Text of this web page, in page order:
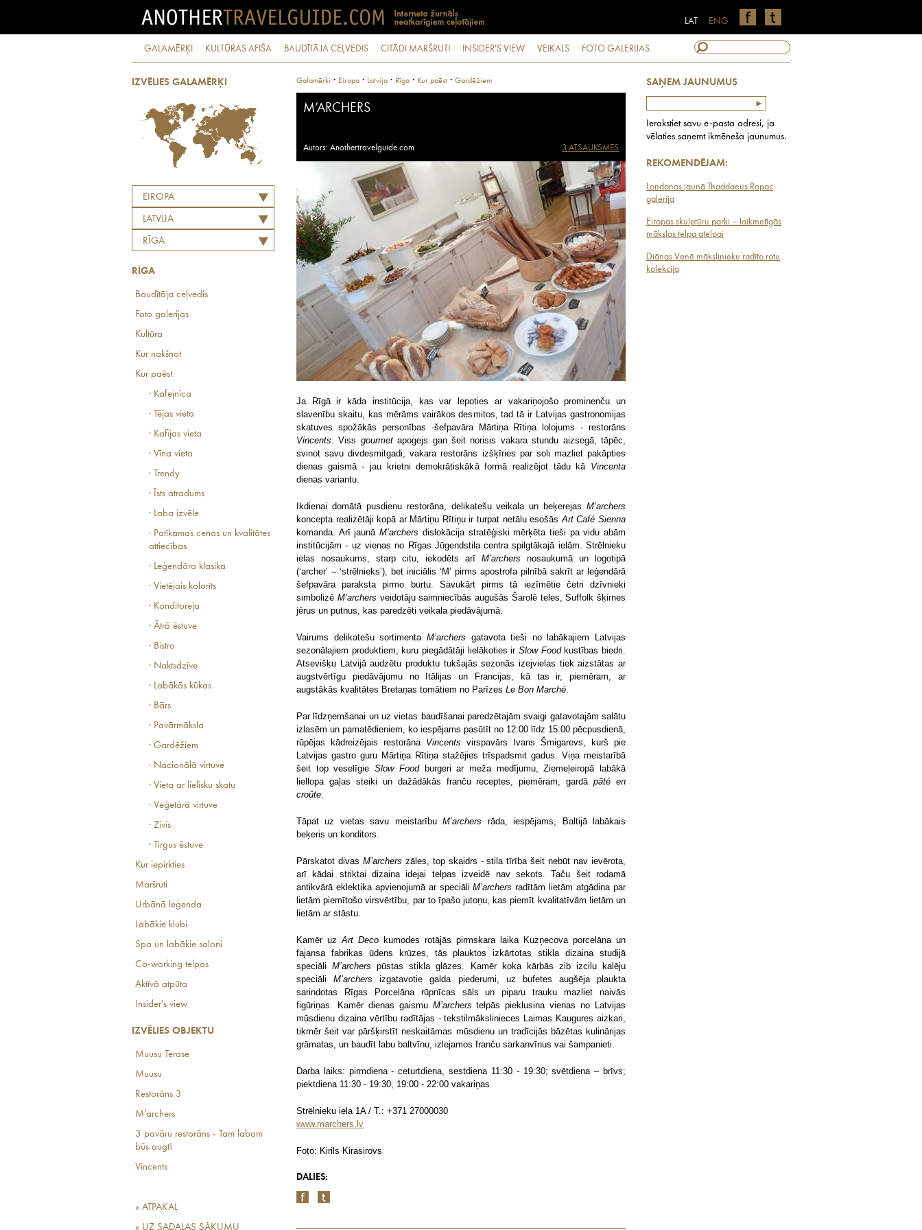
ENG
LAT
GALAMĒRĶI KULTŪRAS AFIŠA BAUDĪTĀJA CEĻVEDIS CITĀDI MARŠRUTI INSIDER'S VIEW VEIKALS FOTO GALERIJAS
IZVĒLIES GALAMĒRĶI
EIROPA
LATVIJA
RĪGA
RĪGA
Baudītāja ceļvedis
Foto galerijas
Kultūra
Kur nakšņot
Kur paēst
· Kafejnīca
· Tējas vieta
· Kafijas vieta
· Vīna vieta
· Trendy
· Īsts atradums
· Laba izvēle
· Patīkamas cenas un kvalitātes
attiecības
· Leģendāra klasika
· Vietējais kolorīts
· Konditoreja
· Ātrā ēstuve
· Bistro
· Naktsdzīve
· Labākās kūkas
· Bārs
· Pavārmāksla
· Gardēžiem
· Nacionālā virtuve
· Vieta ar lielisku skatu
· Veģetārā virtuve
· Zivis
· Tirgus ēstuve
Kur iepirkties
Maršruti
Urbānā leģenda
Labākie klubi
Spa un labākie saloni
Co-working telpas
Aktīvā atpūta
Insider's view
IZVĒLIES OBJEKTU
Muusu Terase
Muusu
Restorāns 3
M’archers
3 pavāru restorāns - Tam labam
būs augt!
Vincents
« ATPAKAĻ
« UZ SADAĻAS SĀKUMU
SAŅEM JAUNUMUS
Ierakstiet savu e-pasta adresi, ja
vēlaties saņemt ikmēneša jaunumus.
REKOMENDĒJAM:
Londonas jaunā Thaddaeus Ropac
galerija
Eiropas skulptūru parki – laikmetīgās
mākslas telpa atelpai
Diānas Venē mākslinieku radīto rotu
kolekcija
Galamērķi · Eiropa · Latvija · Rīga · Kur paēst · Gardēžiem
M’ARCHERS
Autors: Anothertravelguide.com 3 ATSAUKSMES
Ja Rīgā ir kāda institūcija, kas var lepoties ar vakariņojošo prominenču un
slavenību skaitu, kas mērāms vairākos desmitos, tad tā ir Latvijas gastronomijas
skatuves spožākās personības -šefpavāra Mārtiņa Rītiņa lolojums - restorāns
Vincents. Viss gourmetapogejs gan šeit norisis vakara stundu aizsegā, tāpēc,
svinot savu divdesmitgadi, vakara restorāns izšķīries par soli mazliet pakāpties
dienas gaismā - jau krietni demokrātiskākā formā realizējot tādu kā Vincenta
dienas variantu.
Ikdienai domātā pusdienu restorāna, delikatešu veikala un beķerejas M’archers
koncepta realizētāji kopā ar Mārtiņu Rītiņu ir turpat netālu esošāsArt Café Sienna
komanda. Arī jaunāM’archers dislokācija stratēģiski mērķēta tieši pa vidu abām
institūcijām - uz vienas no Rīgas Jūgendstila centra spilgtākajā ielām. Strēlnieku
ielas nosaukums, starp citu, iekodēts arī M’archers nosaukumā un logotipā
(‘archer’ – ‘strēlnieks’), bet iniciālis ‘M’ pirms apostrofa pilnībā sakrīt ar leģendārā
šefpavāra paraksta pirmo burtu. Savukārt pirms tā iezīmētie četri dzīvnieki
simbolizē M’archers veidotāju saimniecībās augušās Šarolē teles, Suffolk šķirnes
jērus un putnus, kas paredzēti veikala piedāvājumā.
Vairums delikatešu sortimenta M’archers gatavota tieši no labākajiem Latvijas
sezonālajiem produktiem, kuru piegādātāji lielākoties ir Slow Foodkustības biedri.
Atsevišķu Latvijā audzētu produktu tukšajās sezonās izejvielas tiek aizstātas ar
augstvērtīgu piedāvājumu no Itālijas un Francijas, kā tas ir, piemēram, ar
augstākās kvalitātes Bretaņas tomātiem no Parīzes Le Bon Marché.
Par līdzņemšanai un uz vietas baudīšanai paredzētajām svaigi gatavotajām salātu
izlasēm un pamatēdieniem, ko iespējams pasūtīt no 12:00 līdz 15:00 pēcpusdienā,
rūpējas kādreizējais restorāna Vincents virspavārs Ivans Šmigarevs, kurš pie
Latvijas gastro guru Mārtiņa Rītiņa stažējies trīspadsmit gadus. Viņa meistarībā
šeit top veselīgieSlow Foodburgeri ar meža medījumu, Ziemeļeiropā labākā
liellopa gaļas steiki un dažādākās franču receptes, piemēram, gardāpâté en
croûte.
Tāpat uz vietas savu meistarībuM’archers rāda, iespējams, Baltijā labākais
beķeris un konditors.
Pārskatot divas M’archers zāles, top skaidrs - stila tīrība šeit nebūt nav ievērota,
arī kādai striktai dizaina idejai telpas izveidē nav sekots. Taču šeit rodamā
antikvārā eklektika apvienojumā ar speciāliM’archers radītām lietām atgādina par
lietām piemītošo virsvērtību, par to īpašo jutoņu, kas piemīt kvalitatīvām lietām un
lietām ar stāstu.
Kamēr uzArt Deco kumodes rotājās pirmskara laika Kuzņecova porcelāna un
fajansa fabrikas ūdens krūzes, tās plauktos izkārtotas stikla dizaina studijā
speciāliM’archers pūstas stikla glāzes. Kamēr koka kārbās zib izcilu kalēju
speciāliM’archers izgatavotie galda piederumi, uz bufetes augšēja plaukta
sarindotas Rīgas Porcelāna rūpnīcas sāls un piparu trauku mazliet naivās
figūriņas. Kamēr dienas gaismu M’archers telpās pieklusina vienas no Latvijas
mūsdienu dizaina vērtību radītājas - tekstilmākslinieces Laimas Kaugures aizkari,
tikmēr šeit var pāršķirstīt neskaitāmas mūsdienu un tradīcijās bāzētas kulinārijas
grāmatas, un baudīt labu baltvīnu, izlejamos franču sarkanvīnus vai šampanieti.
Darba laiks: pirmdiena - ceturtdiena, sestdiena 11:30 - 19:30; svētdiena – brīvs;
piektdiena 11:30 - 19:30, 19:00 - 22:00 vakariņas
Strēlnieku iela 1A / Т.: +371 27000030
www.marchers.lv
Foto: Kirils Kirasirovs
DALIES: